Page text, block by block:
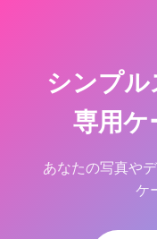
シンプ
専用ケ
あなたの写真や
ケ